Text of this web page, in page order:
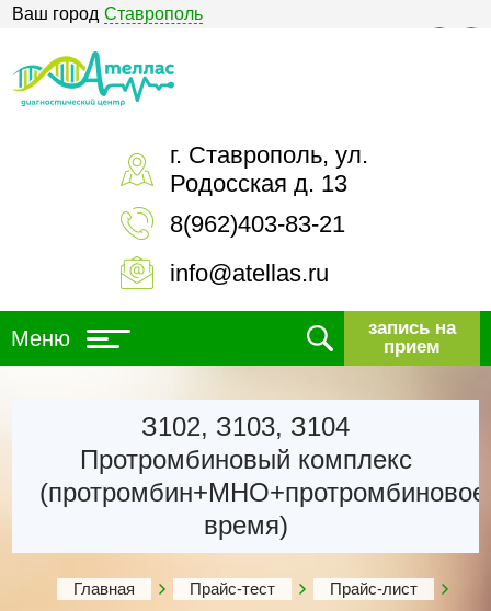
Ваш город Ставрополь
г. Ставрополь, ул.
Родосская д. 13
8(962)403-83-21
info@atellas.ru
Меню
запись на
прием
З102, З103, З104
Протромбиновый комплекс
(протромбин+МНО+протромбиновое
время)
Главная Прайс-тест
Прайс-лист